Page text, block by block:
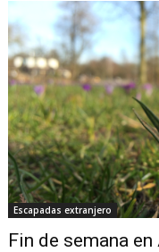
Escapadas extranjero
Fin de semana